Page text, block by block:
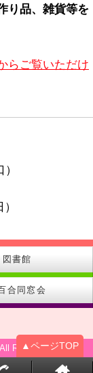
り品、雑貨等を
らご覧いただけ
▲ページTOP
図書館
合同窓会
Rights Reserved.